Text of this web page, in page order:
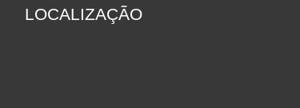
LOCALIZAÇÃO